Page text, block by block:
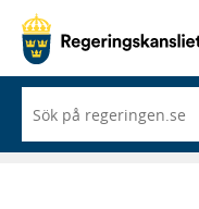
du
börjar
skriva